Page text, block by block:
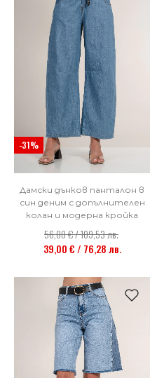
-31%
Дамски дънков панталон в
син деним с допълнителен
колан и модерна кройка
56,00 € / 109,53 лв.
39,00 € / 76,28 лв.